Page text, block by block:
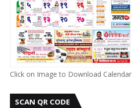
Click on Image to Download Calendar
SCAN QR CODE